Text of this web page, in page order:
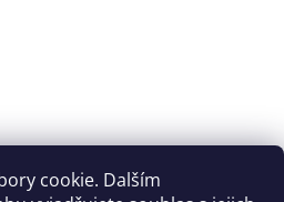
cookie. Dalším